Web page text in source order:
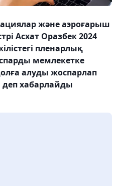
және аэроғарыш
Асхат Оразбек 2024
пленарлық
мемлекетке
алуды жоспарлап
хабарлайды